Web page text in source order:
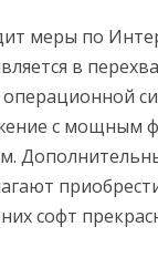
меры по
в
с мощным
софт